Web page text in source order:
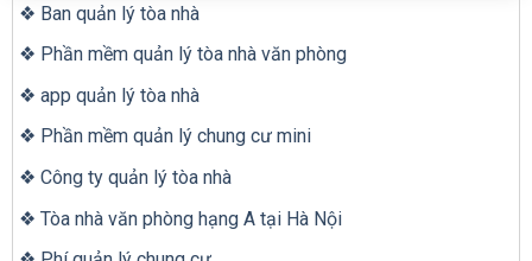
❖ Ban quản lý tòa nhà
❖ Phần mềm quản lý tòa nhà văn phòng
❖ app quản lý tòa nhà
❖ Phần mềm quản lý chung cư mini
❖ Công ty quản lý tòa nhà
❖ Tòa nhà văn phòng hạng A tại Hà Nội